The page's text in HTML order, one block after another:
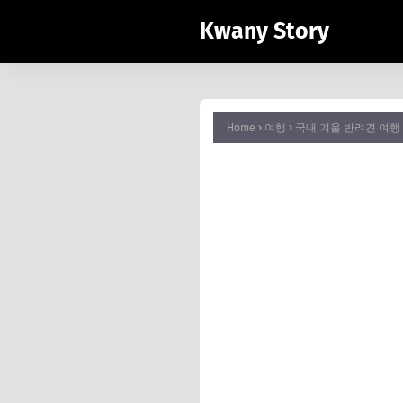
Kwany Story
Home 여행 국내 겨울 반려견 여